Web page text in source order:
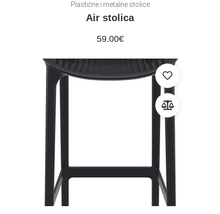
Plastične i metalne stolice
Air stolica
59.00€